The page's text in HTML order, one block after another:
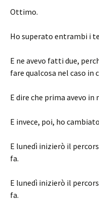
Ottimo.
Ho superato entrambi i
E ne avevo fatti due,
fare qualcosa nel caso in
E dire che prima avevo
E invece, poi, ho
E lunedì inizierò il
fa.
E lunedì inizierò il
fa.